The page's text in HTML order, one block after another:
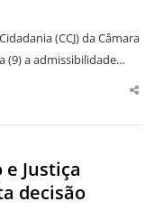
(CCJ) da Câmara
(9) a admissibilidade…
Justiça
decisão